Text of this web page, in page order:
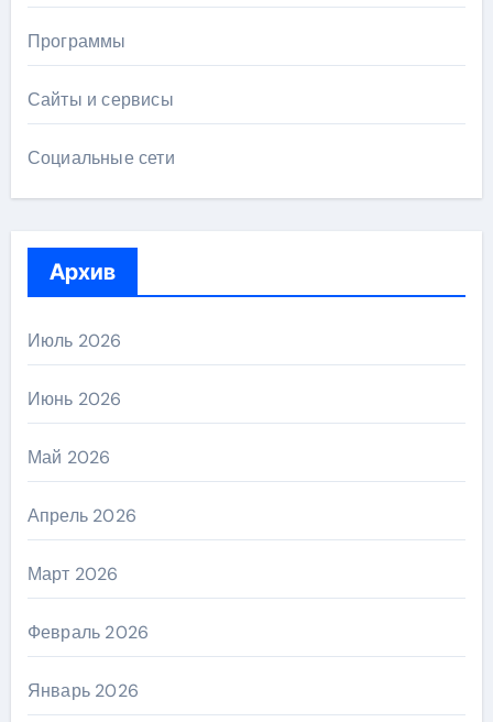
Программы
Сайты и сервисы
Социальные сети
Архив
Июль 2026
Июнь 2026
Май 2026
Апрель 2026
Март 2026
Февраль 2026
Январь 2026